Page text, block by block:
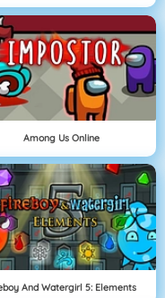
Among Us Online
And Watergirl 5: Elements